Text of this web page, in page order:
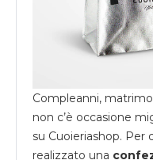
Compleanni,
non c’è occasione
su Cuoieriashop. Per
realizzato una